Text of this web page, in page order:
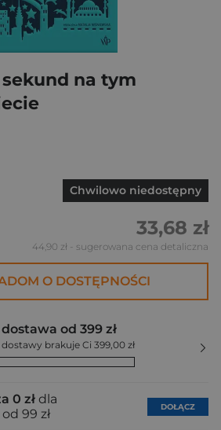
na tym
Chwilowo niedostępny
33,68 zł
44,90 zł - sugerowana cena detaliczna
O DOSTĘPNOŚCI
od 399 zł
brakuje Ci 399,00 zł
0 zł dla
99 zł
DOŁĄCZ